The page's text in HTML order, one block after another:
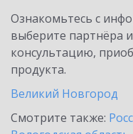
Ознакомьтесь с
выберите партнёра
консультацию,
продукта.
Великий Новгород
Смотрите также: